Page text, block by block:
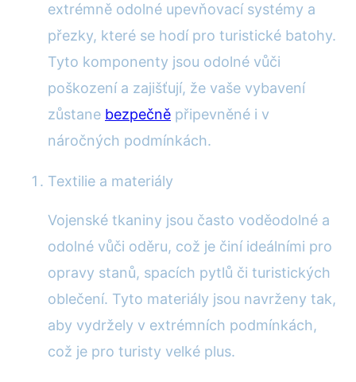
extrémně odolné upevňovací systémy a
přezky, které se hodí pro turistické batohy.
Tyto komponenty jsou odolné vůči
poškození a zajišťují, že vaše vybavení
zůstane bezpečně připevněné i v
náročných podmínkách.
Textilie a materiály
Vojenské tkaniny jsou často voděodolné a
odolné vůči oděru, což je činí ideálními pro
opravy stanů, spacích pytlů či turistických
oblečení. Tyto materiály jsou navrženy tak,
aby vydržely v extrémních podmínkách,
což je pro turisty velké plus.